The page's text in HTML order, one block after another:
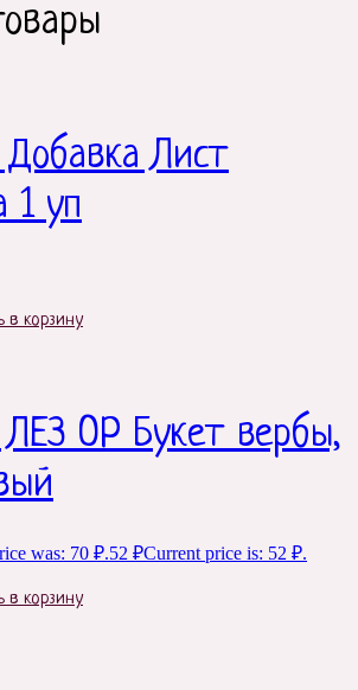
Добавка Лист
1 уп
в корзину
ЛЕЗ ОР Букет вербы,
was: 70 ₽.52 ₽Current price is: 52 ₽.
в корзину